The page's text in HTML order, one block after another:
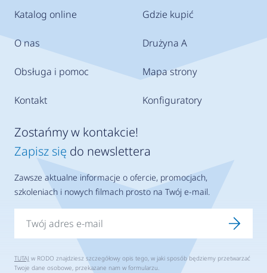
Katalog online
O nas
Obsługa i pomoc
Kontakt
Gdzie kupić
Drużyna A
Mapa strony
Konfiguratory
Zostańmy w kontakcie!
Zapisz się do newslettera
Zawsze aktualne informacje o ofercie, promocjach,
szkoleniach i nowych filmach prosto na Twój e-mail.
TUTAJ w RODO znajdziesz szczegółowy opis tego, w jaki sposób będziemy przetwarzać
Twoje dane osobowe, przekazane nam w formularzu.